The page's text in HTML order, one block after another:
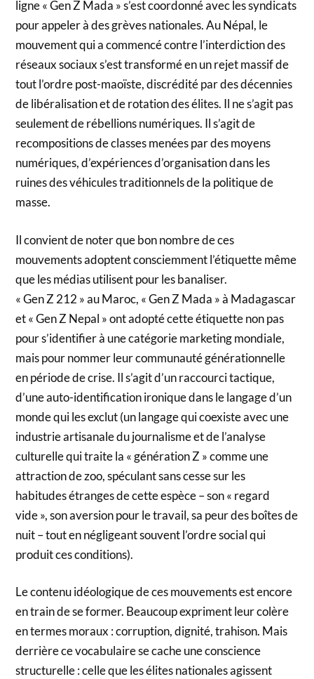
ligne « Gen Z Mada » s’est coordonné avec les syndicats
pour appeler à des grèves nationales. Au Népal, le
mouvement qui a commencé contre l’interdiction des
réseaux sociaux s’est transformé en un rejet massif de
tout l’ordre post-maoïste, discrédité par des décennies
de libéralisation et de rotation des élites. Il ne s’agit pas
seulement de rébellions numériques. Il s’agit de
recompositions de classes menées par des moyens
numériques, d’expériences d’organisation dans les
ruines des véhicules traditionnels de la politique de
masse.
Il convient de noter que bon nombre de ces
mouvements adoptent consciemment l’étiquette même
que les médias utilisent pour les banaliser.
« Gen Z 212 » au Maroc, « Gen Z Mada » à Madagascar
et « Gen Z Nepal » ont adopté cette étiquette non pas
pour s’identifier à une catégorie marketing mondiale,
mais pour nommer leur communauté générationnelle
en période de crise. Il s’agit d’un raccourci tactique,
d’une auto-identification ironique dans le langage d’un
monde qui les exclut (un langage qui coexiste avec une
industrie artisanale du journalisme et de l’analyse
culturelle qui traite la « génération Z » comme une
attraction de zoo, spéculant sans cesse sur les
habitudes étranges de cette espèce – son « regard
vide », son aversion pour le travail, sa peur des boîtes de
nuit – tout en négligeant souvent l’ordre social qui
produit ces conditions).
Le contenu idéologique de ces mouvements est encore
en train de se former. Beaucoup expriment leur colère
en termes moraux : corruption, dignité, trahison. Mais
derrière ce vocabulaire se cache une conscience
structurelle : celle que les élites nationales agissent